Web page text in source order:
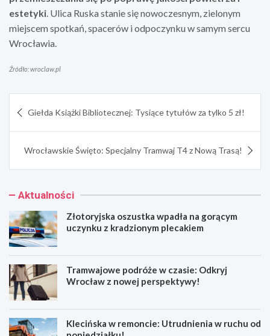
estetyki. Ulica Ruska stanie się nowoczesnym, zielonym
miejscem spotkań, spacerów i odpoczynku w samym sercu
Wrocławia.
Źródło: wroclaw.pl
wpisu
Giełda Książki Bibliotecznej: Tysiące tytułów za tylko 5 zł!
Wrocławskie Święto: Specjalny Tramwaj T4 z Nową Trasą!
Aktualności
Złotoryjska oszustka wpadła na gorącym
uczynku z kradzionym plecakiem
Tramwajowe podróże w czasie: Odkryj
Wrocław z nowej perspektywy!
Klecińska w remoncie: Utrudnienia w ruchu od